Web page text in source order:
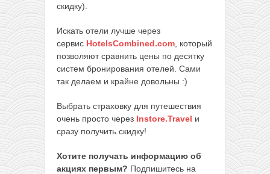
скидку).
Искать отели лучше через
сервис HotelsCombined.com , который
позволяют сравнить цены по десятку
систем бронирования отелей. Сами
так делаем и крайне довольны :)
Выбрать страховку для путешествия
очень просто через Instore.Travel и
сразу получить скидку!
Хотите получать информацию об
акциях первым? Подпишитесь на